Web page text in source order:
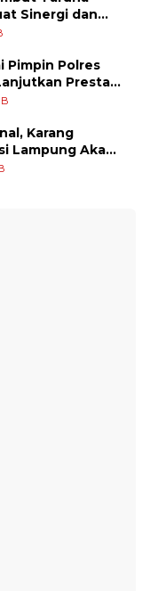
Sinergi dan
Pimpin Polres
Prestasi
Karang
Lampung Akan
pada tanggal 7